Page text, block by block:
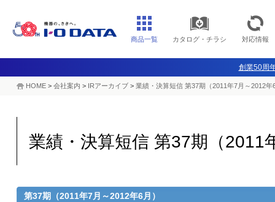
商品一覧 カタログ・チラシ 対応情報
創業50周
HOME > 会社案内 > IRアーカイブ > 業績・決算短信 第37期（2011年7月～2012年
業績・決算短信 第37期（2011
第37期（2011年7月～2012年6月）